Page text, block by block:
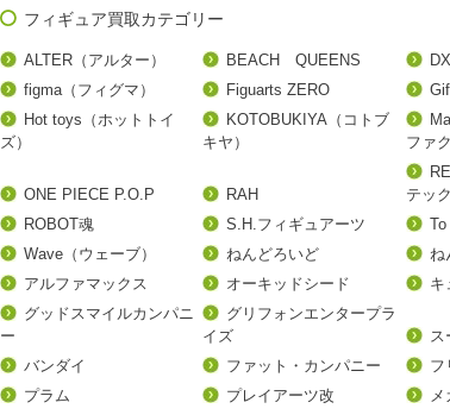
フィギュア買取カテゴリー
ALTER（アルター） BEACH QUEENS
figma（フィグマ）
Figuarts ZERO
Hot toys（ホットトイ
ズ）
KOTOBUKIYA（コトブ
キヤ）
ファ
ONE PIECE P.O.P RAH
テック
ROBOT魂
S.H.フィギュアーツ
To
Wave（ウェーブ）
ねんどろいど
ね
アルファマックス
オーキッドシード
キ
グッドスマイルカンパニ
ー
グリフォンエンタープラ
イズ
ス
バンダイ
ファット・カンパニー
フ
プラム
プレイアーツ改
メ